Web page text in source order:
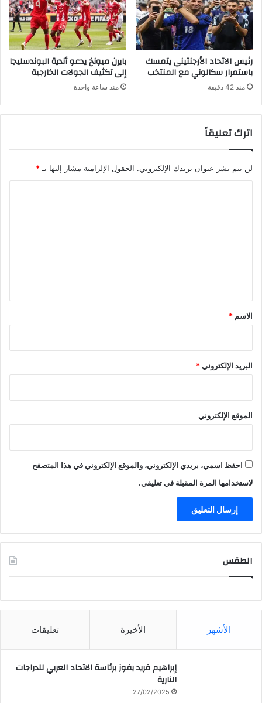
رئيس الاتحاد الأرجنتيني يتمسك
باستمرار سكالوني مع المنتخب
منذ 42 دقيقة
بايرن ميونخ يدعو أندية البوندسليجا
إلى تكثيف الجولات الخارجية
منذ ساعة واحدة
اترك تعليقاً
لن يتم نشر عنوان بريدك الإلكتروني. الحقول الإلزامية مشار إليها بـ *
*
الاسم *
البريد الإلكتروني*
الموقع الإلكتروني
احفظ اسمي، بريدي الإلكتروني، والموقع الإلكتروني في هذا المتصفح
لاستخدامها المرة المقبلة في تعليقي.
الطقس
الأشهر الأخيرة تعليقات
إبراهيم فريد يفوز برئاسة الاتحاد العربي للدراجات
النارية
27/02/2025